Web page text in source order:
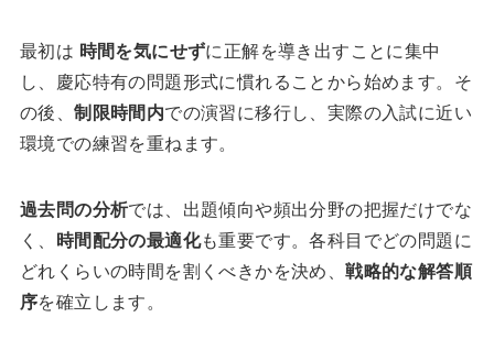
最初は 時間を気にせずに正解を導き出すことに集中
し、慶応特有の問題形式に慣れることから始めます。そ
の後、制限時間内での演習に移行し、実際の入試に近い
環境での練習を重ねます。
過去問の分析では、出題傾向や頻出分野の把握だけでな
く、 時間配分の最適化も重要です。各科目でどの問題に
どれくらいの時間を割くべきかを決め、戦略的な解答順
序を確立します。